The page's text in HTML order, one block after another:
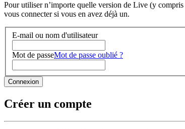
Pour utiliser n’importe quelle version de Live (y
vous connecter si vous en avez déjà un.
E-mail ou nom d'utilisateur
Mot de passeMot de passe oublié ?
Créer un compte